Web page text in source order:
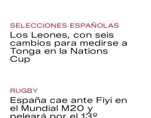
SELECCIONES ESPAÑOLAS
Los Leones, con seis
cambios para medirse a
Tonga en la Nations
Cup
RUGBY
España cae ante Fiyi en
el Mundial M20 y